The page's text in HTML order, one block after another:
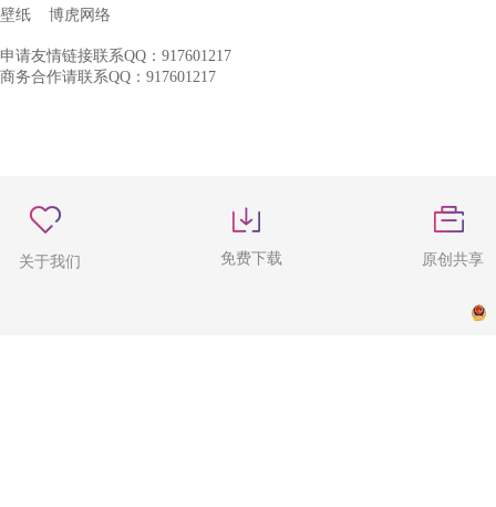
壁纸 博虎网络
申请友情链接联系QQ：917601217
商务合作请联系QQ：917601217
关于我们 免费下载 原创共享